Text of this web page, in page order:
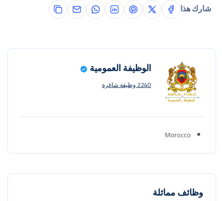
شارك هذا
الوظيفة العمومية
2240 وظيفة شاغرة
Morocco
وظائف مماثلة